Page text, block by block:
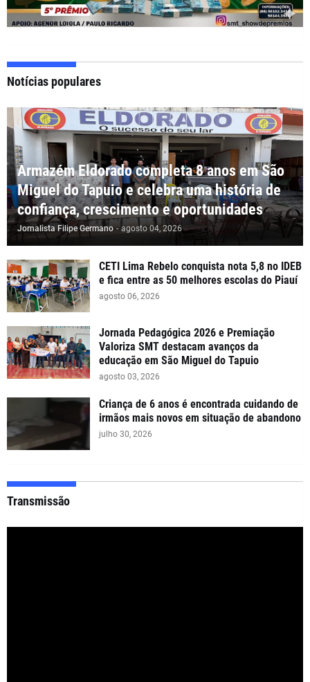
Notícias populares
Armazém Eldorado completa 8 anos em São
Miguel do Tapuio e celebra uma história de
confiança, crescimento e oportunidades
Jornalista Filipe Germano - agosto 04, 2026
CETI Lima Rebelo conquista nota 5,8 no IDEB
e fica entre as 50 melhores escolas do Piauí
agosto 06, 2026
Jornada Pedagógica 2026 e Premiação
Valoriza SMT destacam avanços da
educação em São Miguel do Tapuio
agosto 03, 2026
Criança de 6 anos é encontrada cuidando de
irmãos mais novos em situação de abandono
julho 30, 2026
Transmissão